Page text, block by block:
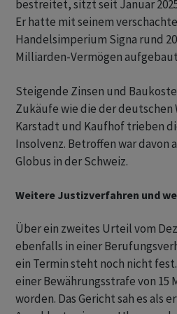
bestreitet, sitzt seit Januar
Er hatte mit seinem
Handelsimperium Signa rund
Milliarden-Vermögen
Steigende Zinsen und
Zukäufe wie die der deutschen
Karstadt und Kaufhof trieben
Insolvenz. Betroffen war davon
Globus in der Schweiz.
Weitere Justizverfahren und
Über ein zweites Urteil vom
ebenfalls in einer
ein Termin steht noch nicht
einer Bewährungsstrafe von
worden. Das Gericht sah es als